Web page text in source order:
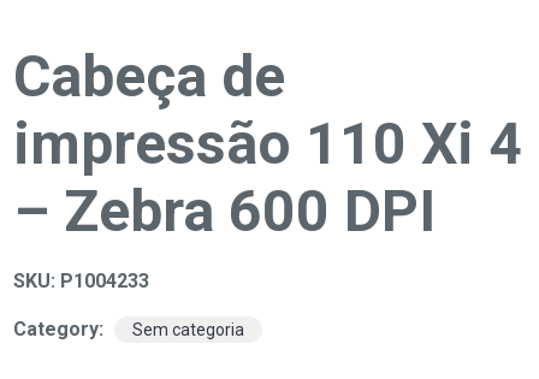
Cabeça de
impressão 110 Xi 4
– Zebra 600 DPI
SKU: P1004233
Category: Sem categoria